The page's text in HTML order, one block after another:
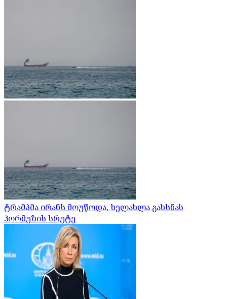
ტრამპმა ირანს მოუწოდა, ხელახლა გახსნას
ჰორმუზის სრუტე